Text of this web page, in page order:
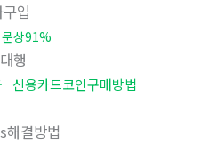
입
문상91%
행
신용카드코인구매방법
결방법